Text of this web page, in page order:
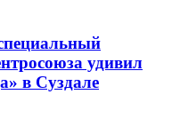
удивил
в Суздале